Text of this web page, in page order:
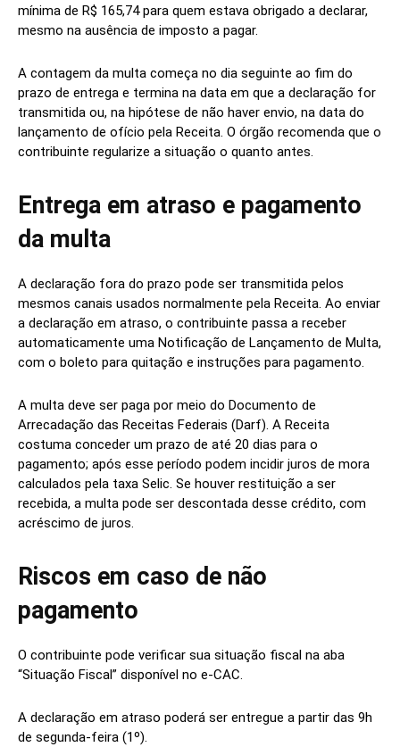
mínima de R$ 165,74 para quem estava obrigado a declarar,
mesmo na ausência de imposto a pagar.
A contagem da multa começa no dia seguinte ao fim do
prazo de entrega e termina na data em que a declaração for
transmitida ou, na hipótese de não haver envio, na data do
lançamento de ofício pela Receita. O órgão recomenda que o
contribuinte regularize a situação o quanto antes.
Entrega em atraso e pagamento
da multa
A declaração fora do prazo pode ser transmitida pelos
mesmos canais usados normalmente pela Receita. Ao enviar
a declaração em atraso, o contribuinte passa a receber
automaticamente uma Notificação de Lançamento de Multa,
com o boleto para quitação e instruções para pagamento.
A multa deve ser paga por meio do Documento de
Arrecadação das Receitas Federais (Darf). A Receita
costuma conceder um prazo de até 20 dias para o
pagamento; após esse período podem incidir juros de mora
calculados pela taxa Selic. Se houver restituição a ser
recebida, a multa pode ser descontada desse crédito, com
acréscimo de juros.
Riscos em caso de não
pagamento
O contribuinte pode verificar sua situação fiscal na aba
“Situação Fiscal” disponível no e-CAC.
A declaração em atraso poderá ser entregue a partir das 9h
de segunda-feira (1º).